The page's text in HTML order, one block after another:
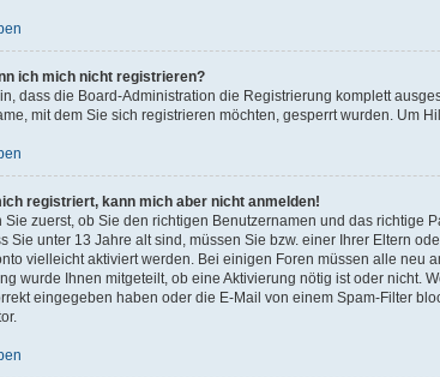
ich mich nicht registrieren?
dass die Board-Administration die Registrierung komplett
mit dem Sie sich registrieren möchten, gesperrt wurden. Um
registriert, kann mich aber nicht anmelden!
Sie zuerst, ob Sie den richtigen Benutzernamen und das richtige
Sie unter 13 Jahre alt sind, müssen Sie bzw. einer Ihrer Eltern
vielleicht aktiviert werden. Bei einigen Foren müssen alle neu
wurde Ihnen mitgeteilt, ob eine Aktivierung nötig ist oder nicht.
eingegeben haben oder die E-Mail von einem Spam-Filter